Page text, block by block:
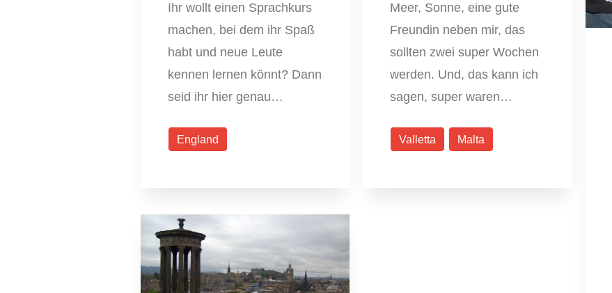
Ihr wollt einen Sprachkurs
machen, bei dem ihr Spaß
habt und neue Leute
kennen lernen könnt? Dann
seid ihr hier genau…
England
Meer, Sonne, eine gute
Freundin neben mir, das
sollten zwei super Wochen
werden. Und, das kann ich
sagen, super waren…
Valletta Malta